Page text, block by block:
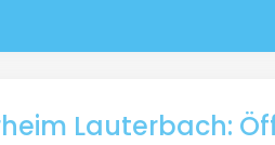
Lauterbach: